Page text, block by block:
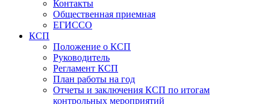
Контакты
Общественная приемная
ЕГИССО
КСП
Положение о КСП
Руководитель
Регламент КСП
План работы на год
Отчеты и заключения КСП по итогам
контрольных мероприятий